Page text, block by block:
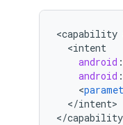
<capability
<intent
android :
android :
<
</intent>
</capability